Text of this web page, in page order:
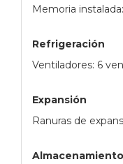
Memoria
Refrigeración
Ventiladores: 6
Expansión
Ranuras de
Almacenamiento